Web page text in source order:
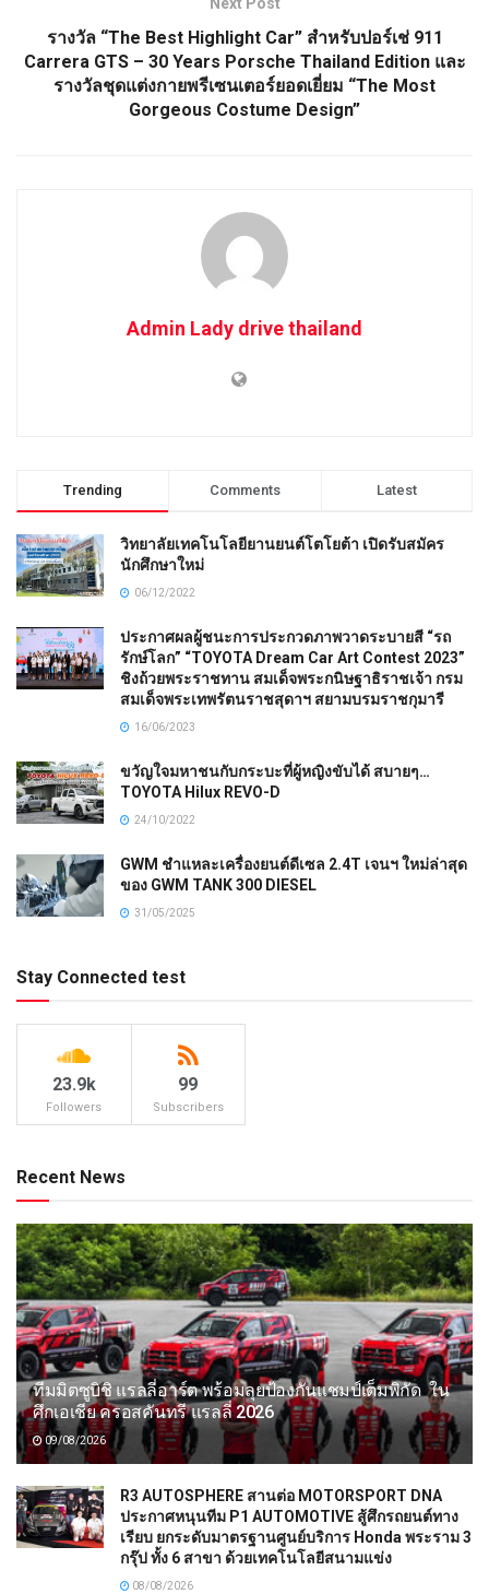
รางวัล “The Best Highlight Car” สำหรับปอร์เช่ 911
Carrera GTS – 30 Years Porsche Thailand Edition และ
รางวัลชุดแต่งกายพรีเซนเตอร์ยอดเยี่ยม “The Most
Gorgeous Costume Design”
Admin Lady drive thailand
Trending Comments Latest
วิทยาลัยเทคโนโลยียานยนต์โตโยต้า เปิดรับสมัคร
นักศึกษาใหม่
06/12/2022
ประกาศผลผู้ชนะการประกวดภาพวาดระบายสี “รถ
รักษ์โลก” “TOYOTA Dream Car Art Contest 2023”
ชิงถ้วยพระราชทาน สมเด็จพระกนิษฐาธิราชเจ้า กรม
สมเด็จพระเทพรัตนราชสุดาฯ สยามบรมราชกุมารี
16/06/2023
ขวัญใจมหาชนกับกระบะที่ผู้หญิงขับได้ สบายๆ…
TOYOTA Hilux REVO-D
24/10/2022
GWM ชำแหละเครื่องยนต์ดีเซล 2.4T เจนฯ ใหม่ล่าสุด
ของ GWM TANK 300 DIESEL
31/05/2025
Stay Connected test
23.9k
Followers
99
Subscribers
Recent News
ทีมมิตซูบิชิ แรลลี่อาร์ต พร้อมลุยป้องกันแชมป์เต็มพิกัด ใน
ศึกเอเชีย ครอสคันทรี แรลลี่ 2026
09/08/2026
R3 AUTOSPHERE สานต่อ MOTORSPORT DNA
ประกาศหนุนทีม P1 AUTOMOTIVE สู้ศึกรถยนต์ทาง
เรียบ ยกระดับมาตรฐานศูนย์บริการ Honda พระราม 3
กรุ๊ป ทั้ง 6 สาขา ด้วยเทคโนโลยีสนามแข่ง
08/08/2026